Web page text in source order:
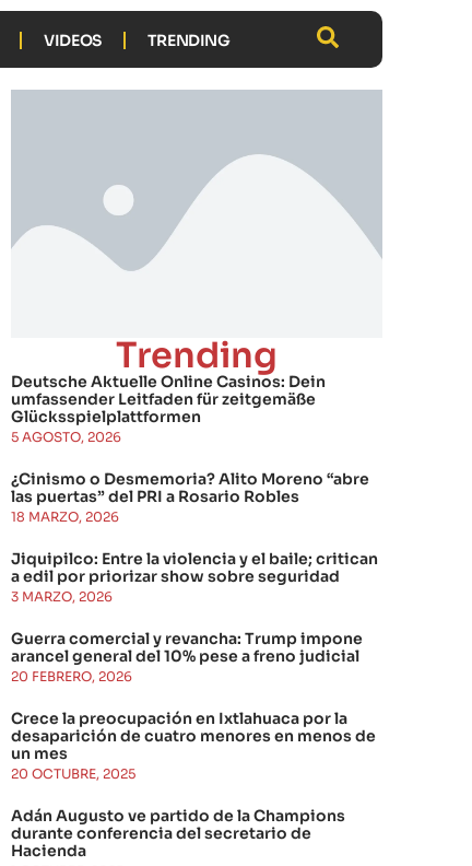
VIDEOS TRENDING
Trending
Deutsche Aktuelle Online Casinos: Dein
umfassender Leitfaden für zeitgemäße
Glücksspielplattformen
5 AGOSTO, 2026
¿Cinismo o Desmemoria? Alito Moreno “abre
las puertas” del PRI a Rosario Robles
18 MARZO, 2026
Jiquipilco: Entre la violencia y el baile; critican
a edil por priorizar show sobre seguridad
3 MARZO, 2026
Guerra comercial y revancha: Trump impone
arancel general del 10% pese a freno judicial
20 FEBRERO, 2026
Crece la preocupación en Ixtlahuaca por la
desaparición de cuatro menores en menos de
un mes
20 OCTUBRE, 2025
Adán Augusto ve partido de la Champions
durante conferencia del secretario de
Hacienda